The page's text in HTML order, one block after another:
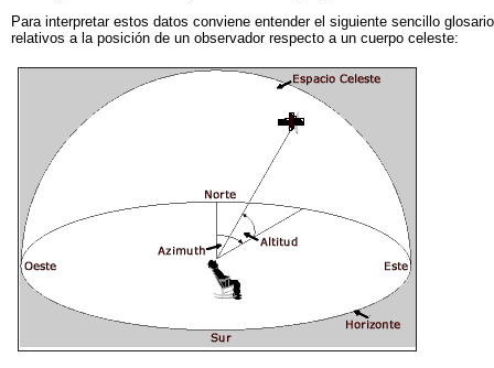
Para interpretar estos datos conviene entender el siguiente sencillo
relativos a la posición de un observador respecto a un cuerpo celeste: